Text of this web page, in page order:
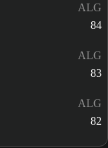
ALG
84
ALG
83
ALG
82